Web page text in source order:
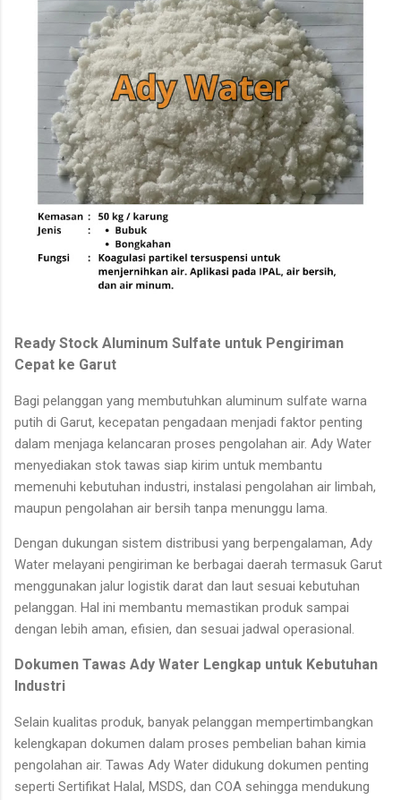
Ready Stock Aluminum Sulfate untuk Pengiriman
Cepat ke Garut
Bagi pelanggan yang membutuhkan aluminum sulfate warna
putih di Garut, kecepatan pengadaan menjadi faktor penting
dalam menjaga kelancaran proses pengolahan air. Ady Water
menyediakan stok tawas siap kirim untuk membantu
memenuhi kebutuhan industri, instalasi pengolahan air limbah,
maupun pengolahan air bersih tanpa menunggu lama.
Dengan dukungan sistem distribusi yang berpengalaman, Ady
Water melayani pengiriman ke berbagai daerah termasuk Garut
menggunakan jalur logistik darat dan laut sesuai kebutuhan
pelanggan. Hal ini membantu memastikan produk sampai
dengan lebih aman, efisien, dan sesuai jadwal operasional.
Dokumen Tawas Ady Water Lengkap untuk Kebutuhan
Industri
Selain kualitas produk, banyak pelanggan mempertimbangkan
kelengkapan dokumen dalam proses pembelian bahan kimia
pengolahan air. Tawas Ady Water didukung dokumen penting
seperti Sertifikat Halal, MSDS, dan COA sehingga mendukung